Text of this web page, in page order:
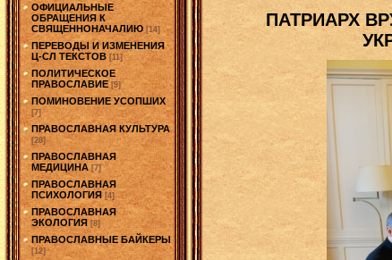
ОФИЦИАЛЬНЫЕ
ОБРАЩЕНИЯ К
СВЯЩЕННОНАЧАЛИЮ [14]
ПЕРЕВОДЫ И ИЗМЕНЕНИЯ
Ц-СЛ ТЕКСТОВ [11]
ПОЛИТИЧЕСКОЕ
ПРАВОСЛАВИЕ [9]
ПОМИНОВЕНИЕ УСОПШИХ
[7]
ПРАВОСЛАВНАЯ КУЛЬТУРА
[28]
ПРАВОСЛАВНАЯ
МЕДИЦИНА [7]
ПРАВОСЛАВНАЯ
ПСИХОЛОГИЯ [4]
ПРАВОСЛАВНАЯ
ЭКОЛОГИЯ [8]
ПРАВОСЛАВНЫЕ БАЙКЕРЫ
[12]
ПАТРИАРХ